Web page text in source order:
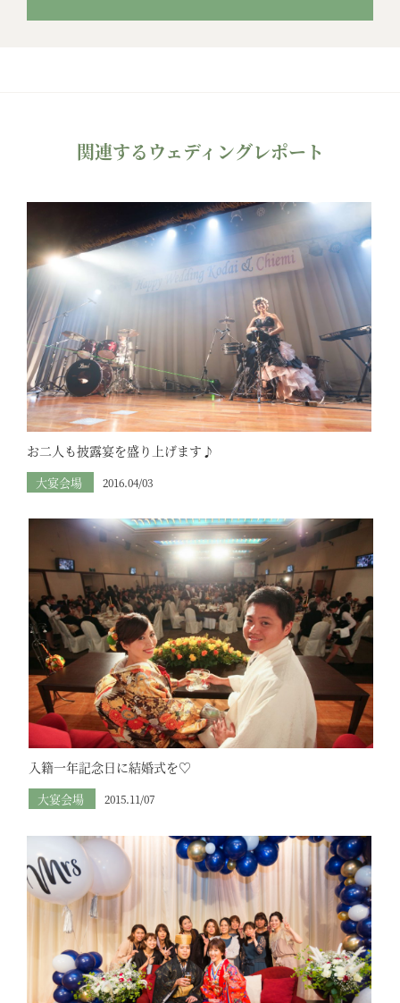
関連するウェディングレポート
お二人も披露宴を盛り上げます♪
大宴会場 2016.04/03
入籍一年記念日に結婚式を♡
大宴会場 2015.11/07